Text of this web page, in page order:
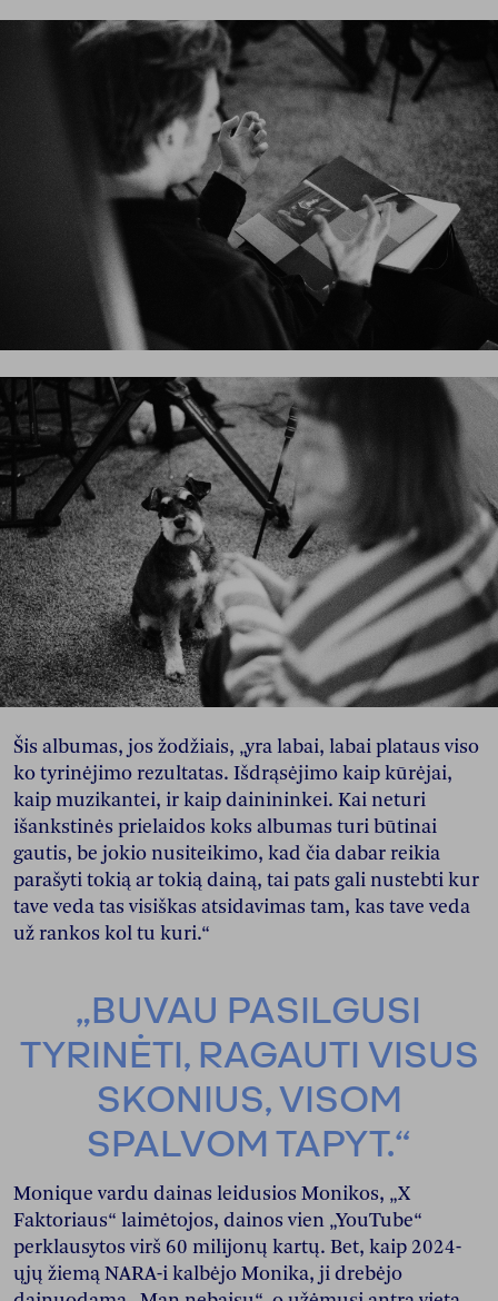
Šis albumas, jos žodžiais, „yra labai, labai plataus viso
ko tyrinėjimo rezultatas. Išdrąsėjimo kaip kūrėjai,
kaip muzikantei, ir kaip dainininkei. Kai neturi
išankstinės prielaidos koks albumas turi būtinai
gautis, be jokio nusiteikimo, kad čia dabar reikia
parašyti tokią ar tokią dainą, tai pats gali nustebti kur
tave veda tas visiškas atsidavimas tam, kas tave veda
už rankos kol tu kuri.“
„BUVAU PASILGUSI
TYRINĖTI, RAGAUTI VISUS
SKONIUS, VISOM
SPALVOM TAPYT.“
Monique vardu dainas leidusios Monikos, „X
Faktoriaus“ laimėtojos, dainos vien „YouTube“
perklausytos virš 60 milijonų kartų. Bet, kaip 2024-
ųjų žiemą NARA-i kalbėjo Monika, ji drebėjo